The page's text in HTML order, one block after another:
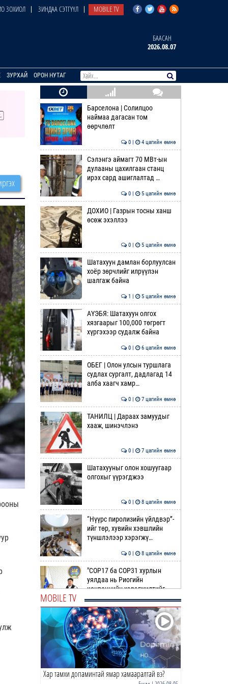
ЗОХИОЛ ЗИНДАА СЭТГҮҮЛ MOBILE TV
БААСАН
2026.08.07
ЗУРХАЙ ОРОН НУТАГ
Барселона | Солилцоо
наймаа дагасан том
өөрчлөлт
0 | 4 цагийн өмнө
Сэлэнгэ аймагт 70 МВт-ын
дулааны цахилгаан станц
ирэх сард ашиглалтад …
0 | 5 цагийн өмнө
ДОХИО | Газрын тосны ханш
өсөж эхэллээ
0 | 5 цагийн өмнө
Шатахуун дамлан борлуулсан
хоёр зөрчлийг илрүүлэн
шалгаж байна
1 | 5 цагийн өмнө
АҮЭБЯ: Шатахуун олгох
хязгаарыг 100,000 төгрөгт
хүргэхээр судалж байна
0 | 6 цагийн өмнө
ОБЕГ | Олон улсын туршлага
судлах сургалт, дадлагад 14
алба хаагч хамр…
0 | 7 цагийн өмнө
ТАНИЛЦ | Дараах замуудыг
хааж, шинэчлэнэ
0 | 7 цагийн өмнө
Шатахууныг олон хошуугаар
олгохыг үүрэгджээ
0 | 8 цагийн өмнө
“Нүүрс пиролизийн үйлдвэр”-
ийг төр, хувийн хэвшлийн
түншлэлээр хэрэгжү…
0 | 8 цагийн өмнө
"COP17 ба COP31 хурлын
уялдаа нь Риогийн
конвенцийн хэрэгжилтийг
ахиул…
Монгол төрийн парадокс нь
шатахуун
0 | 9 цагийн өмнө
Б.Пүрэвдагва: Найман
MOBILE TV
Хар тамхи допаминтай ямар хамааралтай вэ?